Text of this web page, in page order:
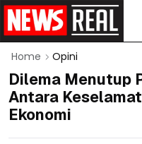
Home Opini
Dilema Menutup
Antara
Ekonomi